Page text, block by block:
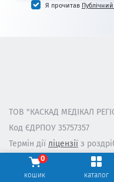
каталог
кошик
0
Я прочитав
ТОВ "КАСКАД МЕДІКАЛ
Код ЄДРПОУ 35757357
Термін дії ліцензії з
з 03.06.2021 р.
info@ceapteka.com.ua